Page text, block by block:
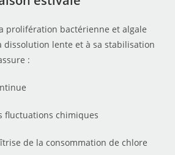
prolifération bactérienne et algale
dissolution lente et à sa stabilisation
:
fluctuations chimiques
de la consommation de chlore